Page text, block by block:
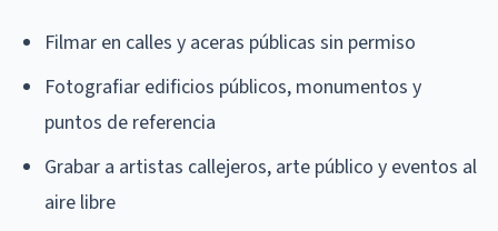
Filmar en calles y aceras públicas sin permiso
Fotografiar edificios públicos, monumentos y
puntos de referencia
Grabar a artistas callejeros, arte público y eventos al
aire libre